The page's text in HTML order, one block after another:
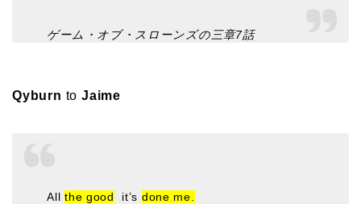
ゲーム・オブ・スローンズの三章7話
Qyburn toJaime
Allthe good it’s done me.